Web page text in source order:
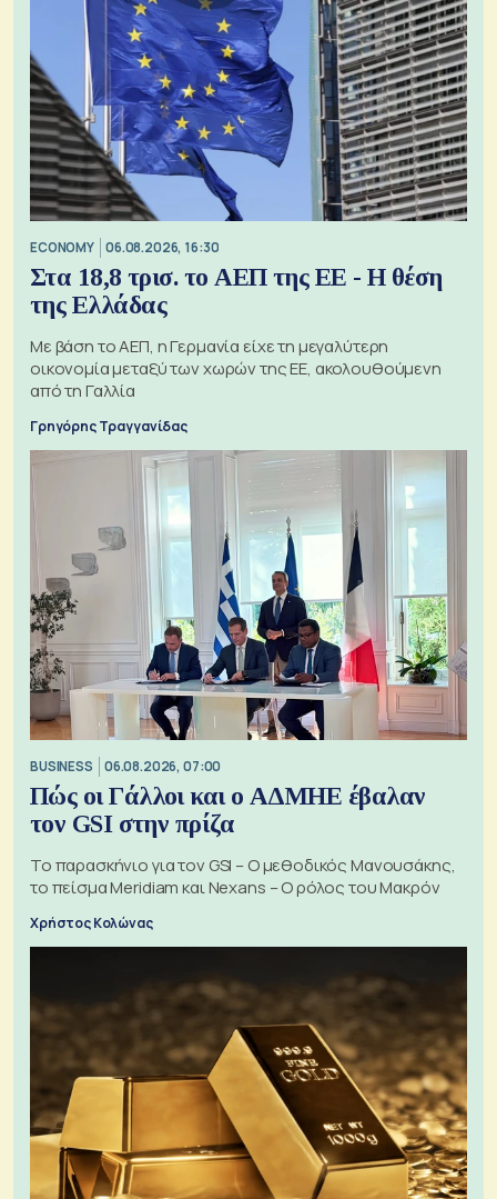
ECONOMY 06.08.2026, 16:30
Στα 18,8 τρισ. το ΑΕΠ της ΕΕ - Η θέση
της Ελλάδας
Με βάση το ΑΕΠ, η Γερμανία είχε τη μεγαλύτερη
οικονομία μεταξύ των χωρών της ΕΕ, ακολουθούμενη
από τη Γαλλία
Γρηγόρης Τραγγανίδας
BUSINESS 06.08.2026, 07:00
Πώς οι Γάλλοι και ο ΑΔΜΗΕ έβαλαν
τον GSI στην πρίζα
Το παρασκήνιο για τον GSI – Ο μεθοδικός Μανουσάκης,
το πείσμα Meridiam και Nexans – Ο ρόλος του Μακρόν
Χρήστος Κολώνας